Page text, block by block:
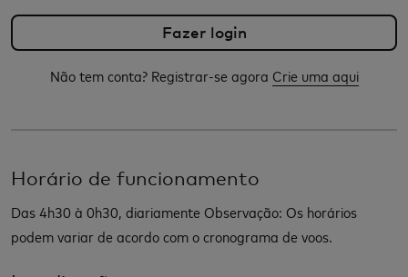
Não tem conta? Registrar-se agora Crie uma aqui
Horário de funcionamento
Das 4h30 à 0h30, diariamente Observação: Os horários
podem variar de acordo com o cronograma de voos.